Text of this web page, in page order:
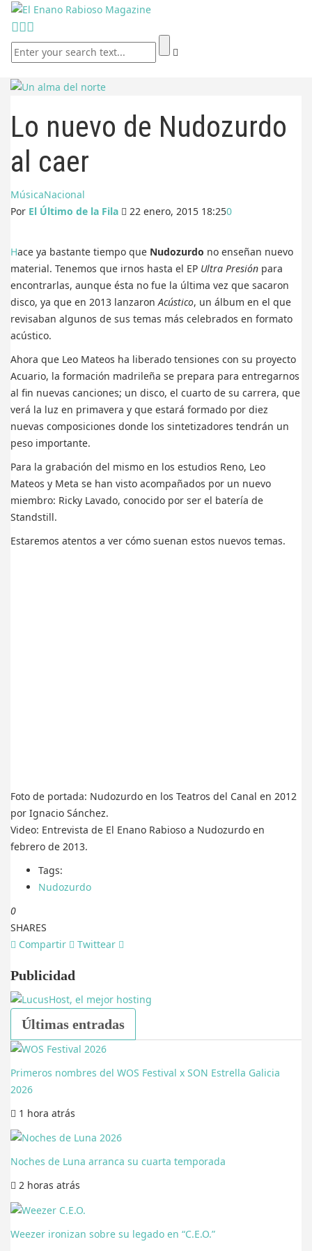
Lo nuevo de Nudozurdo
al caer
MúsicaNacional
Por El Último de la Fila 22 enero, 2015 18:250
Hace ya bastante tiempo que Nudozurdo no enseñan nuevo
material. Tenemos que irnos hasta el EP Ultra Presión para
encontrarlas, aunque ésta no fue la última vez que sacaron
disco, ya que en 2013 lanzaron Acústico, un álbum en el que
revisaban algunos de sus temas más celebrados en formato
acústico.
Ahora que Leo Mateos ha liberado tensiones con su proyecto
Acuario, la formación madrileña se prepara para entregarnos
al fin nuevas canciones; un disco, el cuarto de su carrera, que
verá la luz en primavera y que estará formado por diez
nuevas composiciones donde los sintetizadores tendrán un
peso importante.
Para la grabación del mismo en los estudios Reno, Leo
Mateos y Meta se han visto acompañados por un nuevo
miembro: Ricky Lavado, conocido por ser el batería de
Standstill.
Estaremos atentos a ver cómo suenan estos nuevos temas.
Foto de portada: Nudozurdo en los Teatros del Canal en 2012
por Ignacio Sánchez.
Video: Entrevista de El Enano Rabioso a Nudozurdo en
febrero de 2013.
Tags:
Nudozurdo
0
SHARES
Compartir
Twittear
Publicidad
Últimas entradas
Primeros nombres del WOS Festival x SON Estrella Galicia
2026
1 hora atrás
Noches de Luna arranca su cuarta temporada
2 horas atrás
Weezer ironizan sobre su legado en “C.E.O.”